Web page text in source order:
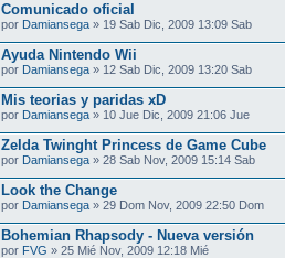
Comunicado oficial
por Damiansega » 19 Sab Dic, 2009 13:09 Sab
Ayuda Nintendo Wii
por Damiansega » 12 Sab Dic, 2009 13:20 Sab
Mis teorias y paridas xD
por Damiansega » 10 Jue Dic, 2009 21:06 Jue
Zelda Twinght Princess de Game Cube
por Damiansega » 28 Sab Nov, 2009 15:14 Sab
Look the Change
por Damiansega » 29 Dom Nov, 2009 22:50 Dom
Bohemian Rhapsody - Nueva versión
por FVG » 25 Mié Nov, 2009 12:18 Mié